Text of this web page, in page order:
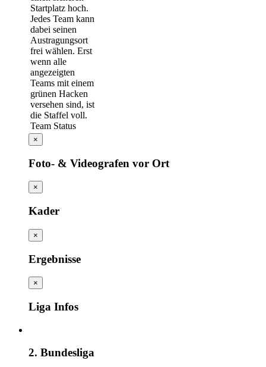
Team Status
×
Foto- & Videografen vor Ort
×
Kader
×
Ergebnisse
×
Liga Infos
2. Bundesliga